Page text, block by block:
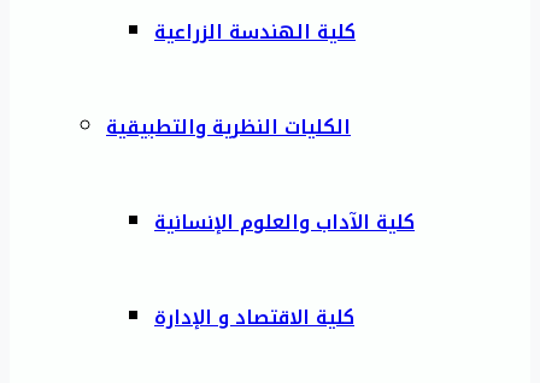
كلية الهندسة الزراعية
الكليات النظرية والتطبيقية
كلية الآداب والعلوم الإنسانية
كلية الاقتصاد و الإدارة